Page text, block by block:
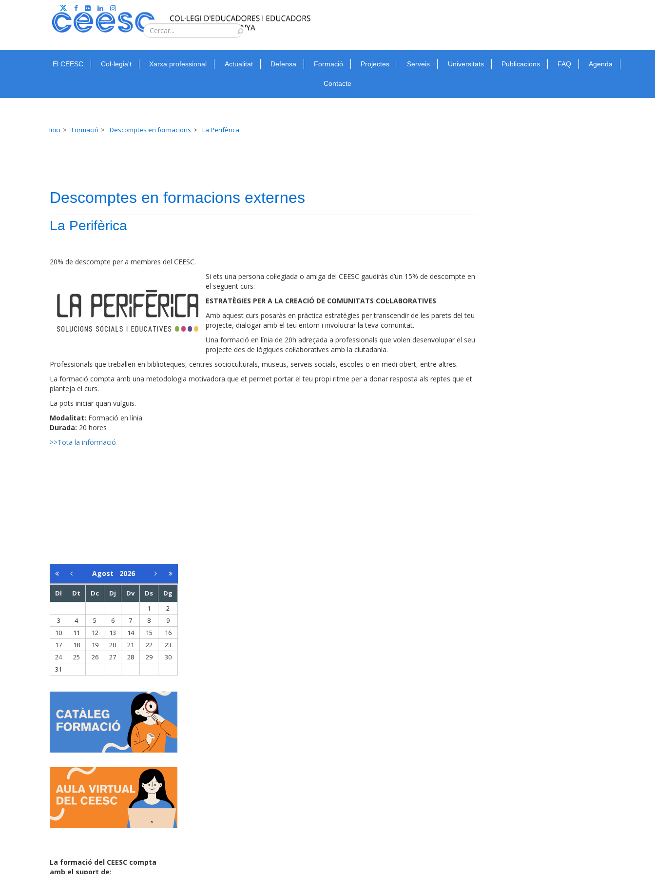
Type 2 or more characters for results.
Cerca
El CEESC Col·legia't Xarxa professional Actualitat Defensa Formació Projectes Serveis Universitats Publicacions FAQ Agenda
Contacte
Inici Formació Descomptes en formacions La Perifèrica
Descomptes en formacions externes
La Perifèrica
20% de descompte per a membres del CEESC.
Si ets una persona col·legiada o amiga del CEESC gaudiràs d’un 15% de descompte en
el següent curs:
ESTRATÈGIES PER A LA CREACIÓ DE COMUNITATS COL·LABORATIVES
Amb aquest curs posaràs en pràctica estratègies per transcendir de les parets del teu
projecte, dialogar amb el teu entorn i involucrar la teva comunitat.
Una formació en línia de 20h adreçada a professionals que volen desenvolupar el seu
projecte des de lògiques col·laboratives amb la ciutadania.
Professionals que treballen en biblioteques, centres socioculturals, museus, serveis socials, escoles o en medi obert, entre altres.
La formació compta amb una metodologia motivadora que et permet portar el teu propi ritme per a donar resposta als reptes que et
planteja el curs.
La pots iniciar quan vulguis.
Modalitat: Formació en línia
Durada: 20 hores
>>Tota la informació
Agost 2026
Dl Dt Dc Dj Dv Ds
Dg
1
2
3
4 5 6 7 8
9
10
11 12 13 14 15
16
17
18 19 20 21 22
23
24
25 26 27 28 29
30
31
La formació del CEESC compta
amb el suport de: